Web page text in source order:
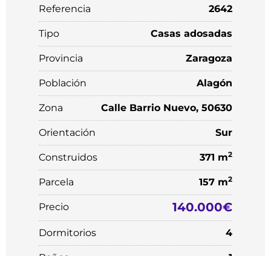
Referencia 2642
Tipo Casas adosadas
Provincia Zaragoza
Población Alagón
Zona Calle Barrio Nuevo, 50630
Orientación Sur
Construidos 371 m2
Parcela 157 m2
Precio 140.000€
Dormitorios 4